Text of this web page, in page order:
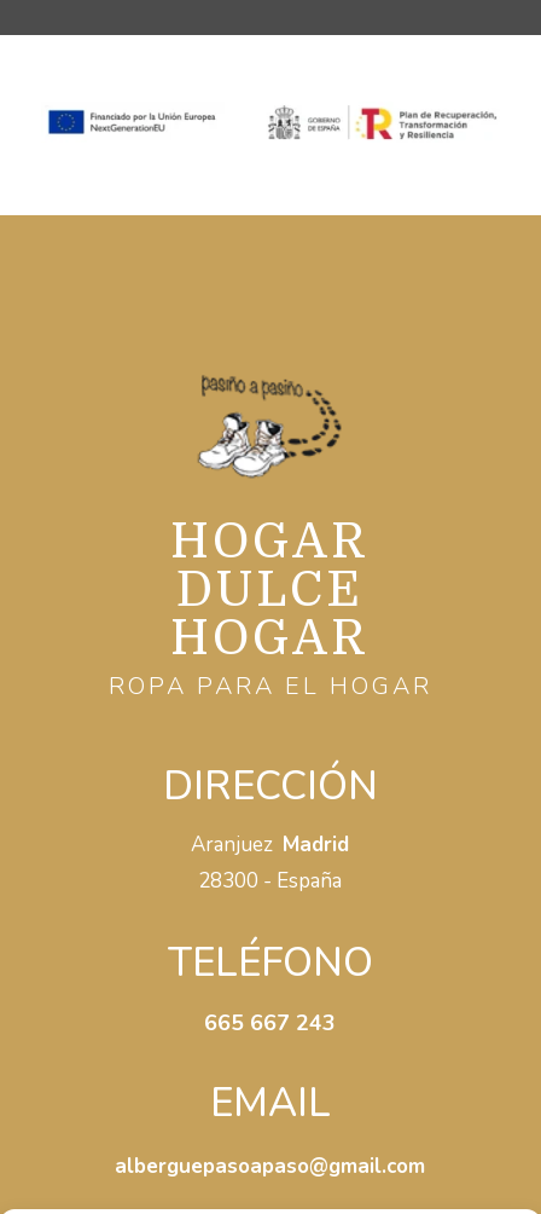
HOGAR
DULCE
HOGAR
ROPA PARA EL HOGAR
DIRECCIÓN
Aranjuez Madrid
28300 - España
TELÉFONO
665 667 243
EMAIL
alberguepasoapaso@gmail.com